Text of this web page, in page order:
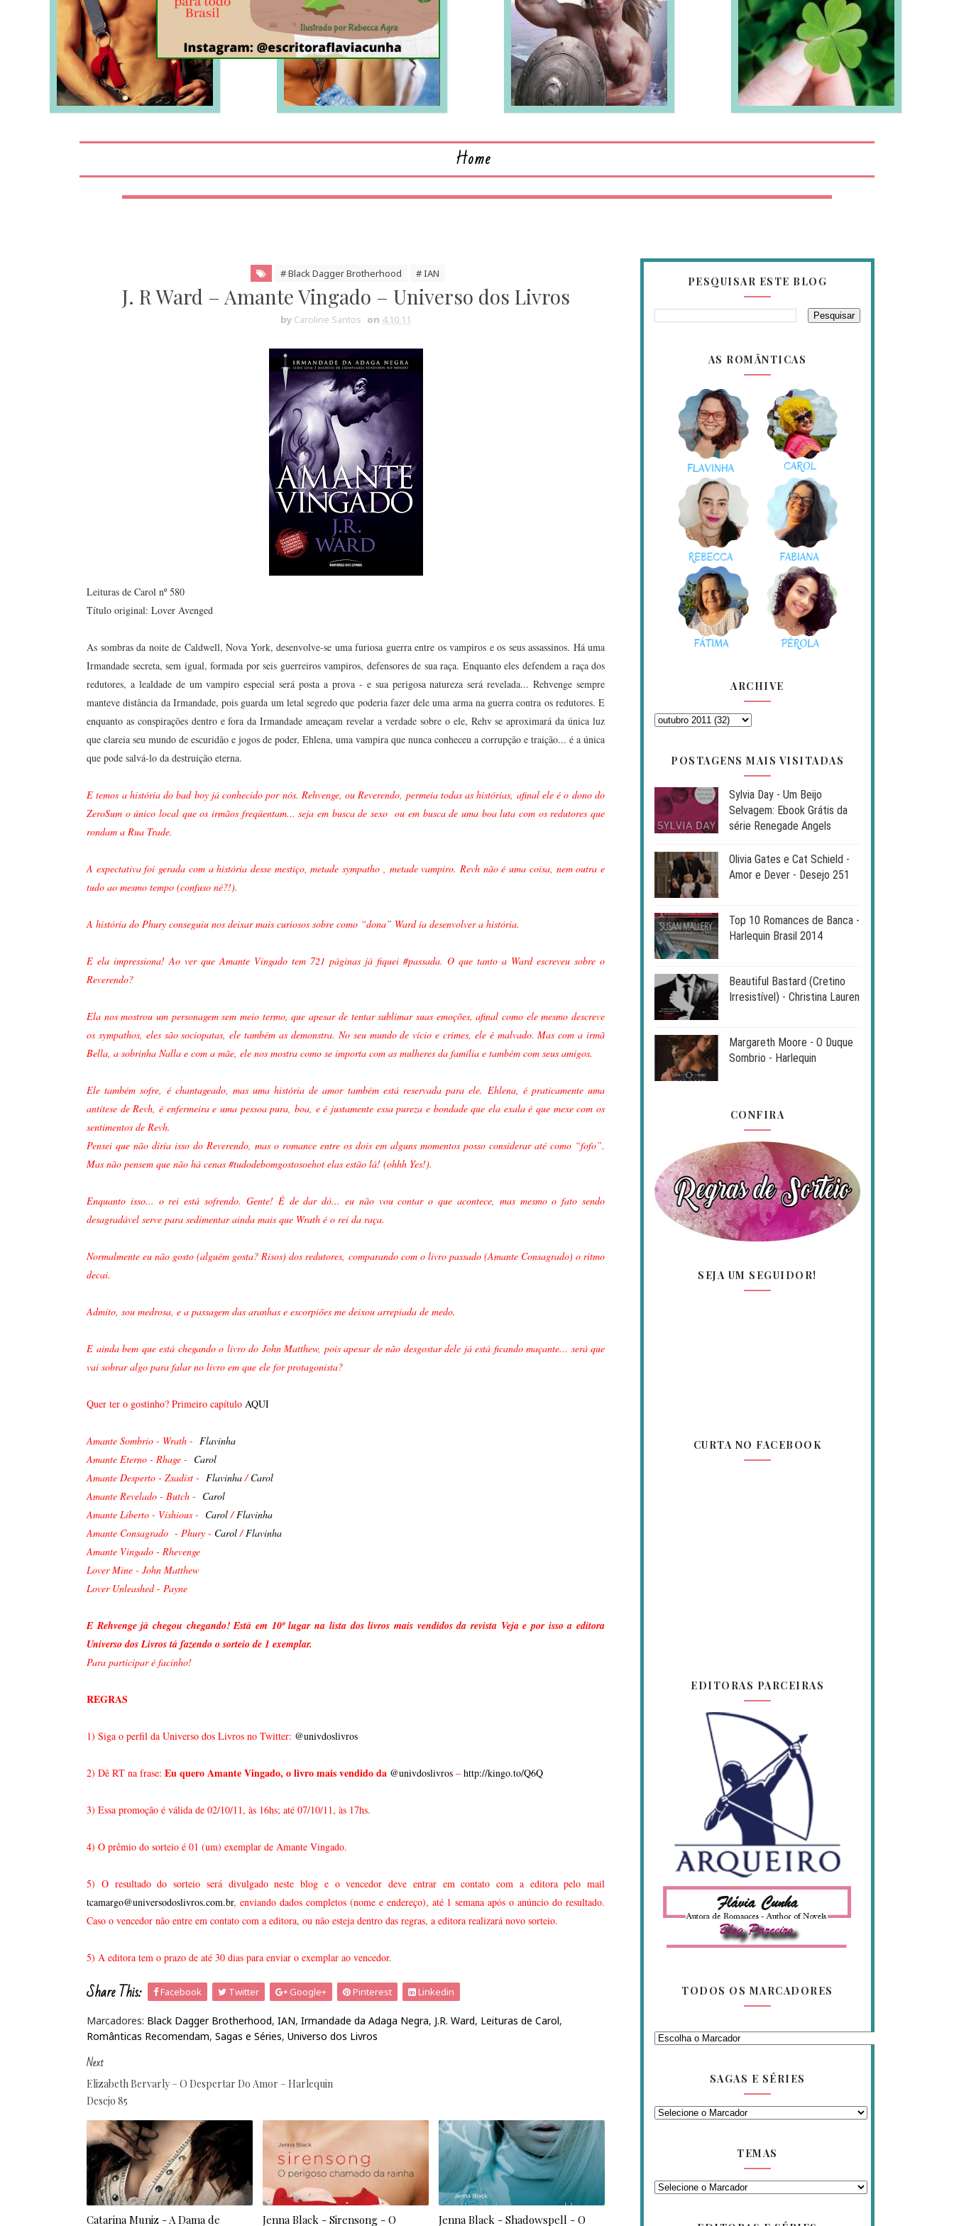
LEIA MAIS LEIA MAIS
Home
# Black Dagger Brotherhood # IAN
J. R Ward – Amante Vingado – Universo dos Livros
by Caroline Santos on 4.10.11
Leituras de Carol nº 580
Título original: Lover Avenged
As sombras da noite de Caldwell, Nova York, desenvolve-se uma furiosa guerra entre os vampiros e os seus assassinos. Há uma
Irmandade secreta, sem igual, formada por seis guerreiros vampiros, defensores de sua raça. Enquanto eles defendem a raça dos
redutores, a lealdade de um vampiro especial será posta a prova - e sua perigosa natureza será revelada... Rehvenge sempre
manteve distância da Irmandade, pois guarda um letal segredo que poderia fazer dele uma arma na guerra contra os redutores. E
enquanto as conspirações dentro e fora da Irmandade ameaçam revelar a verdade sobre o ele, Rehv se aproximará da única luz
que clareia seu mundo de escuridão e jogos de poder, Ehlena, uma vampira que nunca conheceu a corrupção e traição... é a única
que pode salvá-lo da destruição eterna.
E temos a história do bad boy já conhecido por nós. Rehvenge, ou Reverendo, permeia todas as histórias, afinal ele é o dono do
ZeroSum o único local que os irmãos freqüentam... seja em busca de sexo ou em busca de uma boa luta com os redutores que
rondam a Rua Trade.
A expectativa foi gerada com a história desse mestiço, metade sympatho , metade vampiro. Revh não é uma coisa, nem outra e
tudo ao mesmo tempo (confuso né?!).
A história do Phury conseguiu nos deixar mais curiosos sobre como “dona” Ward ia desenvolver a história.
E ela impressiona! Ao ver que Amante Vingado tem 721 páginas já fiquei #passada. O que tanto a Ward escreveu sobre o
Reverendo?
Ela nos mostrou um personagem sem meio termo, que apesar de tentar sublimar suas emoções, afinal como ele mesmo descreve
os sympathos, eles são sociopatas, ele também as demonstra. No seu mundo de vício e crimes, ele é malvado. Mas com a irmã
Bella, a sobrinha Nalla e com a mãe, ele nos mostra como se importa com as mulheres da família e também com seus amigos.
Ele também sofre, é chantageado, mas uma história de amor também está reservada para ele. Ehlena, é praticamente uma
antítese de Revh, é enfermeira e uma pessoa pura, boa, e é justamente essa pureza e bondade que ela exala é que mexe com os
sentimentos de Revh.
Pensei que não diria isso do Reverendo, mas o romance entre os dois em alguns momentos posso considerar até como “fofo”.
Mas não pensem que não há cenas #tudodebomgostosoehot elas estão lá! (ohhh Yes!).
Enquanto isso... o rei está sofrendo. Gente! É de dar dó... eu não vou contar o que acontece, mas mesmo o fato sendo
desagradável serve para sedimentar ainda mais que Wrath é o rei da raça.
Normalmente eu não gosto (alguém gosta? Risos) dos redutores, comparando com o livro passado (Amante Consagrado) o ritmo
decai.
Admito, sou medrosa, e a passagem das aranhas e escorpiões me deixou arrepiada de medo.
E ainda bem que está chegando o livro do John Matthew, pois apesar de não desgostar dele já está ficando maçante... será que
vai sobrar algo para falar no livro em que ele for protagonista?
Quer ter o gostinho? Primeiro capítulo AQUI
Amante Sombrio - Wrath - Flavinha
Amante Eterno - Rhage - Carol
Amante Desperto - Zsadist - Flavinha/Carol
Amante Revelado - Butch - Carol
Amante Liberto - Vishious - Carol/Flavinha
Amante Consagrado - Phury - Carol/Flavinha
Amante Vingado - Rhevenge
Lover Mine - John Matthew
Lover Unleashed - Payne
E Rehvenge já chegou chegando! Está em 10º lugar na lista dos livros mais vendidos da revista Veja e por isso a editora
Universo dos Livros tá fazendo o sorteio de 1 exemplar.
Para participar é facinho!
REGRAS
1) Siga o perfil da Universo dos Livros no Twitter: @univdoslivros
2) Dê RT na frase: Eu quero Amante Vingado, o livro mais vendido da @univdoslivros – http://kingo.to/Q6Q
3) Essa promoção é válida de 02/10/11, às 16hs; até 07/10/11, às 17hs.
4) O prêmio do sorteio é 01 (um) exemplar de Amante Vingado.
5) O resultado do sorteio será divulgado neste blog e o vencedor deve entrar em contato com a editora pelo mail
tcamargo@universodoslivros.com.br, enviando dados completos (nome e endereço), até 1 semana após o anúncio do resultado.
Caso o vencedor não entre em contato com a editora, ou não esteja dentro das regras, a editora realizará novo sorteio.
5) A editora tem o prazo de até 30 dias para enviar o exemplar ao vencedor.
Share This: Facebook Twitter Google+ Pinterest Linkedin
Marcadores: Black Dagger Brotherhood, IAN, Irmandade da Adaga Negra, J.R. Ward, Leituras de Carol,
Românticas Recomendam, Sagas e Séries, Universo dos Livros
Next
Elizabeth Bervarly – O Despertar Do Amor – Harlequin
Desejo 85
Catarina Muniz - A Dama de Jenna Black - Sirensong - O Jenna Black - Shadowspell - O
PESQUISAR ESTE BLOG
AS ROMÂNTICAS
ARCHIVE
POSTAGENS MAIS VISITADAS
Sylvia Day - Um Beijo
Selvagem: Ebook Grátis da
série Renegade Angels
Olivia Gates e Cat Schield -
Amor e Dever - Desejo 251
Top 10 Romances de Banca -
Harlequin Brasil 2014
Beautiful Bastard (Cretino
Irresistível) - Christina Lauren
Margareth Moore - O Duque
Sombrio - Harlequin
CONFIRA
SEJA UM SEGUIDOR!
CURTA NO FACEBOOK
EDITORAS PARCEIRAS
TODOS OS MARCADORES
SAGAS E SÉRIES
TEMAS